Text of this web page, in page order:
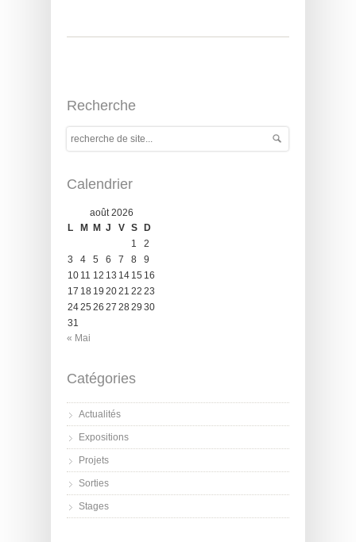
Recherche
Calendrier
août 2026
L
M M J V S
D
1
2
3
4 5 6 7 8
9
10 11 12 13 14 15 16
17 18 19 2021 22 23
2425 26 27 2829 30
31
« Mai
Catégories
Actualités
Expositions
Projets
Sorties
Stages